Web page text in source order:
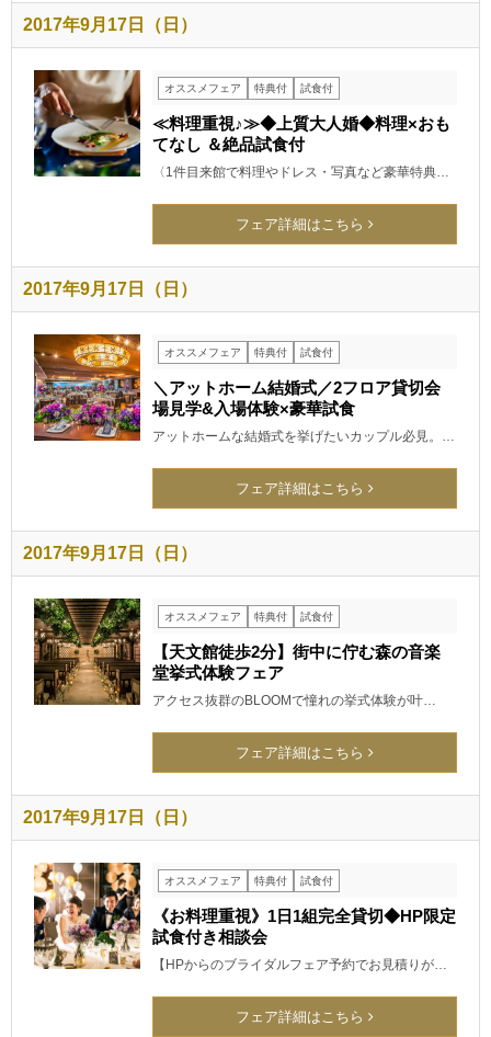
2017年9月17日（日）
オススメフェア 特典付 試食付
≪料理重視♪≫◆上質大人婚◆料理×おも
てなし ＆絶品試食付
〈1件目来館で料理やドレス・写真など豪華特典…
フェア詳細はこちら
2017年9月17日（日）
オススメフェア 特典付 試食付
＼アットホーム結婚式／2フロア貸切会
場見学&入場体験×豪華試食
アットホームな結婚式を挙げたいカップル必見。…
フェア詳細はこちら
2017年9月17日（日）
オススメフェア 特典付 試食付
【天文館徒歩2分】街中に佇む森の音楽
堂挙式体験フェア
アクセス抜群のBLOOMで憧れの挙式体験が叶…
フェア詳細はこちら
2017年9月17日（日）
オススメフェア 特典付 試食付
《お料理重視》1日1組完全貸切◆HP限定
試食付き相談会
【HPからのブライダルフェア予約でお見積りが…
フェア詳細はこちら